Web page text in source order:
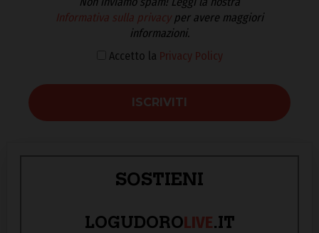
Informativa sulla privacyper avere maggiori
informazioni.
Accetto la Privacy Policy
SOSTIENI
LOGUDOROLIVE.IT